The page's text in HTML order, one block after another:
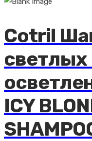
Cotril
светлых
ICY